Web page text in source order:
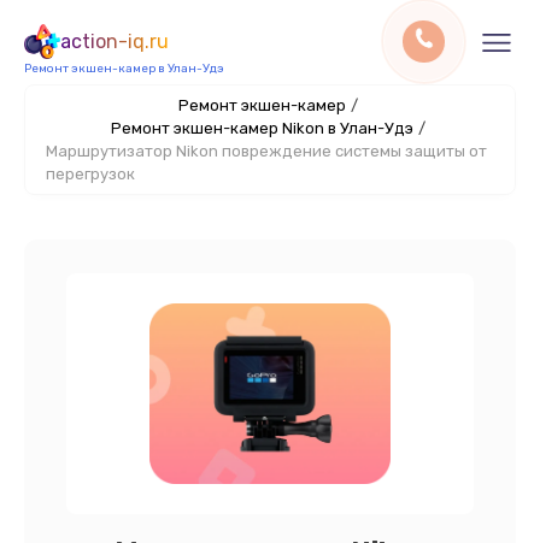
action-iq.ru
Ремонт экшен-камер в Улан-Удэ
Ремонт экшен-камер /
Ремонт экшен-камер Nikon в Улан-Удэ /
Маршрутизатор Nikon повреждение системы защиты от
перегрузок